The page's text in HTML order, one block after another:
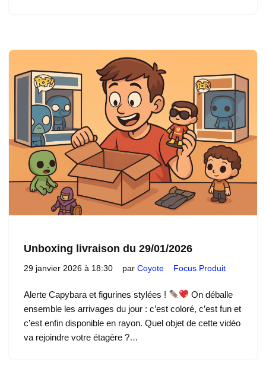
Unboxing livraison du 29/01/2026
29 janvier 2026 à 18:30 par Coyote Focus Produit
Alerte Capybara et figurines stylées !
On déballe
ensemble les arrivages du jour : c’est coloré, c’est fun et
c’est enfin disponible en rayon. Quel objet de cette vidéo
va rejoindre votre étagère ?…